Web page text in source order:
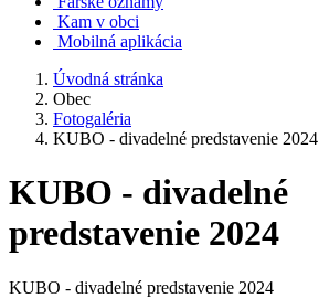
Kam v obci
Mobilná aplikácia
Úvodná stránka
Obec
Fotogaléria
KUBO - divadelné predstavenie 2024
KUBO - divadelné
predstavenie 2024
KUBO - divadelné predstavenie 2024